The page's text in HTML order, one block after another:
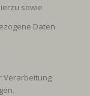
sowie
Daten
Verarbeitung